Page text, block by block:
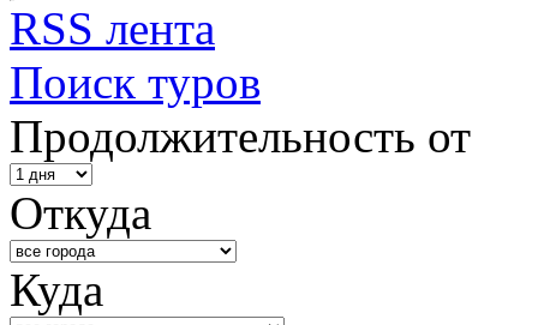
RSS лента
Поиск туров
Продолжительность от
Откуда
Куда